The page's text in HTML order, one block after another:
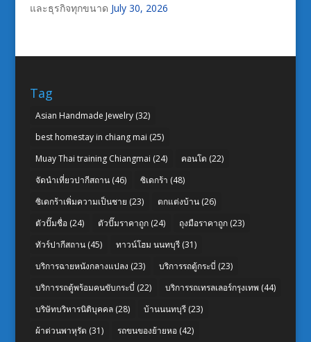
และธุรกิจทุกขนาด July 30, 2026
Tag
Asian Handmade Jewelry(32)
best homestay in chiang mai (25)
Muay Thai training Chiangmai (24) คอนโด (22)
จัดนำเที่ยวปากีสถาน(46) ซิเดกร้า (48)
ซิเดกร้าเพิ่มความเป็นชาย (23) ตกแต่งบ้าน(26)
ตัวปั๊มชื่อ(24) ตัวปั๊มราคาถูก(24) ถุงมือราคาถูก(23)
ทัวร์ปากีสถาน(45) ทาวน์โฮม นนทบุรี(31)
บริการฉายหนังกลางแปลง (23) บริการรถตู้กระบี่ (23)
บริการรถตู้พร้อมคนขับกระบี่ (22) บริการรถเทรลเลอร์กรุงเทพ (44)
บริษัทบริหารนิติบุคคล(28) บ้านนนทบุรี(23)
ผ้าต่วนพาหุรัด (31) รถขนของย้ายหอ(42)